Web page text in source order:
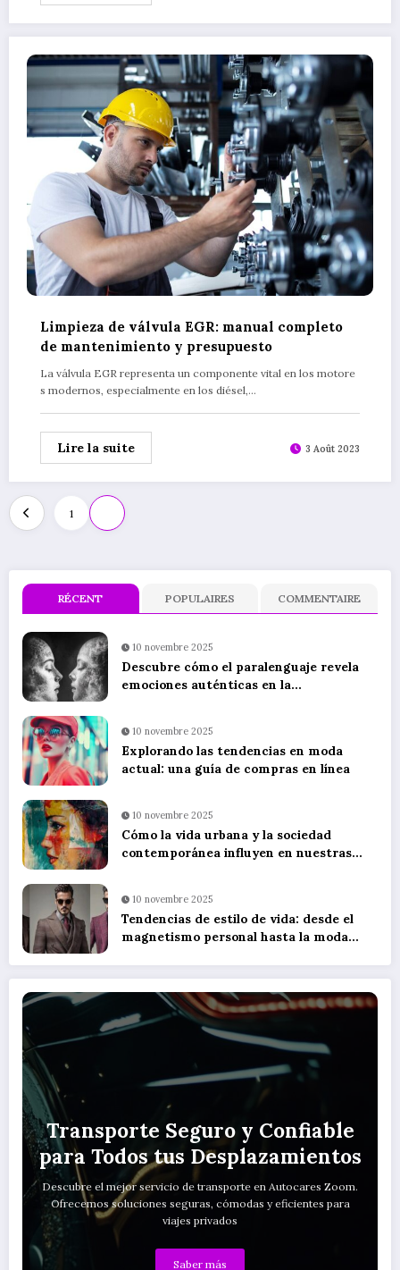
Limpieza de válvula EGR: manual completo
de mantenimiento y presupuesto
La válvula EGR representa un componente vital en los motore
s modernos, especialmente en los diésel,…
Lire la suite 3 Août 2023
Pagination
des
publications
1
RÉCENT POPULAIRES COMMENTAIRE
10 novembre 2025
Descubre cómo el paralenguaje revela
emociones auténticas en la
10 novembre 2025
Explorando las tendencias en moda
actual: una guía de compras en línea
10 novembre 2025
Cómo la vida urbana y la sociedad
contemporánea influyen en nuestras
profesionales
10 novembre 2025
Tendencias de estilo de vida: desde el
magnetismo personal hasta la moda
Transporte Seguro y Confiable
para Todos tus Desplazamientos
Descubre el mejor servicio de transporte en Autocares Zoom.
Ofrecemos soluciones seguras, cómodas y eficientes para
viajes privados
Saber más